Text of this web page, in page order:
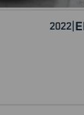
2022